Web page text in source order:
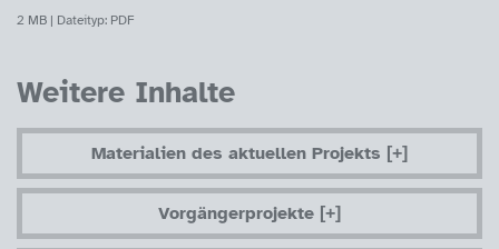
2 MB | Dateityp: PDF
Weitere Inhalte
Materialien des aktuellen Projekts
Vorgängerprojekte